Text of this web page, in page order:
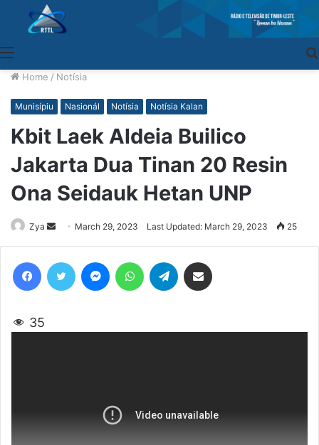
Home / Notísia
Munisípiu Nasionál Notísia Notísia Kalan
Kbit Laek Aldeia Builico
Jakarta Dua Tinan 20 Resin
Ona Seidauk Hetan UNP
Zya
Send
an
email
March 29, 2023 Last Updated: March 29, 2023 25
35